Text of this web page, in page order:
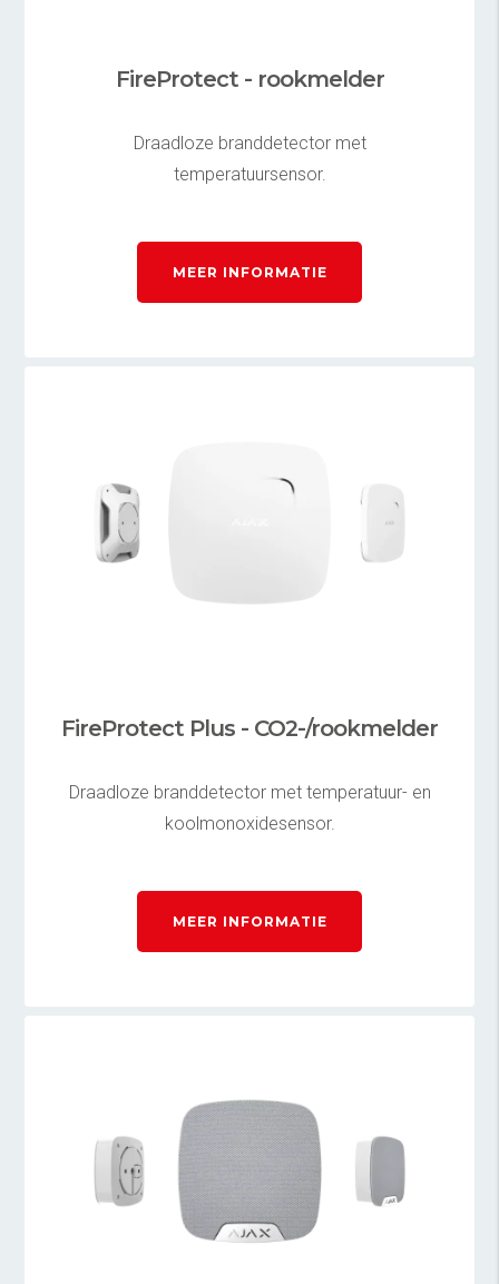
FireProtect - rookmelder
Draadloze branddetector met
temperatuursensor.
MEER INFORMATIE
FireProtect Plus - CO2-/rookmelder
Draadloze branddetector met temperatuur- en
koolmonoxidesensor.
MEER INFORMATIE